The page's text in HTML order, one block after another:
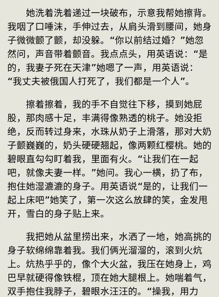
她洗着洗着递过一块破布，示意我帮她擦背。
我咽了口唾沫，手伸过去，从肩头滑到腰间，她身
子微微颤了颤，却没躲。“你以前结过婚？”她忽
然问，声音带着颤音。我点点头，用英语说：“是
的，我妻子死在天津”她嗯了一声，用英语说：
“我丈夫被俄国人打死了，我们都是一个人”。
擦着擦着，我的手不自觉往下移，摸到她屁
股，那肉感十足，丰满得像熟透的桃子。她没拒
绝，反而转过身来，水珠从奶子上滑落，那对大奶
子颤巍巍的，奶头硬硬翘起，像两颗红樱桃。她的
碧眼直勾勾盯着我，里面有火。“让我们在一起
吧，就像夫妻一样。”她问。我心一横，扔了布，
抱住她湿漉漉的身子。用英语说“是的，让我们一
起上床吧”她笑了，第一次这么放肆的笑，金发甩
开，雪白的身子贴上来。
我把她从盆里捞出来，水洒了一地，她高挑的
身子软绵绵靠着我。我们俩光溜溜的，滚到火炕
上。炕热乎乎的，像个大火盆，我压在她身上，鸡
巴早就硬得像铁棍，顶在她大腿根上。她喘着气，
双手抱住我脖子，碧眼水汪汪的。“操我，用力